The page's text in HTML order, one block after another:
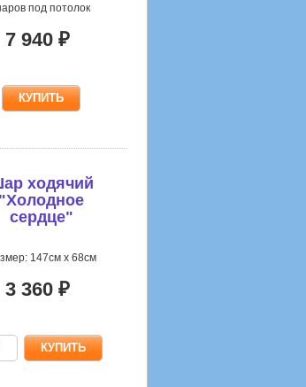
под потолок
7 940 ₽
ходячий
"Холодное
сердце"
147см х 68см
3 360 ₽